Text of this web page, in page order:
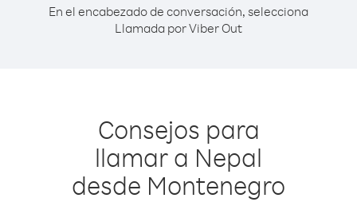
En el encabezado de conversación, selecciona
Llamada por Viber Out
Consejos para
llamar a Nepal
desde Montenegro